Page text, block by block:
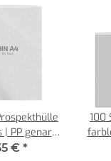
PP genarbt
| REIF
€ *
100